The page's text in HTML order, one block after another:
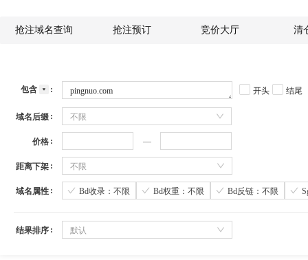
抢注域名查询 抢注预订 竞价大厅 清
包含 开头 结尾
域名后缀 不限
价格
距离下架 不限
域名属性 Bd收录：不限 Bd权重：不限 Bd反链：不限
结果排序 默认